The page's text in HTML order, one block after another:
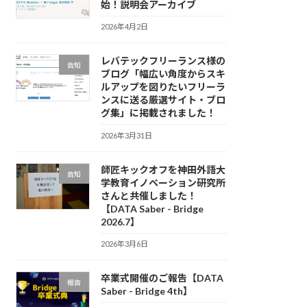
始！説明会アーカイブ
2026年4月2日
告知
レバテックフリーランス様の
ブログ「幅広い角度からスキ
ルアップを図りたいフリーラ
ンスに送る厳選サイト・ブロ
グ集」に掲載されました！
2026年3月31日
告知
師匠キックオフを神田外語大
学教育イノベーション研究所
さんと共催しました！
【DATA Saber - Bridge
2026.7】
2026年3月6日
報告
卒業式開催のご報告【DATA
Saber - Bridge 4th】